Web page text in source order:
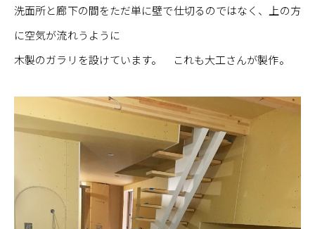
洗面所と廊下の間をただ単に壁で仕切るのではなく、上の方
に空気が流れうように
木製のガラリを設けています。 これも大工さんが製作。